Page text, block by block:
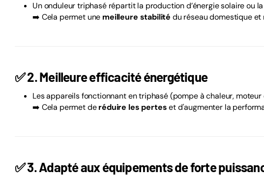
Un onduleur triphasé répartit la production d’énergie solaire ou
➡️ Cela permet une meilleure stabilité du réseau domestique et
✅2. Meilleure efficacité énergétique
Les appareils fonctionnant en triphasé (pompe à chaleur,
➡️ Cela permet deréduire les perteset d'augmenter la
✅3. Adapté aux équipements de forte